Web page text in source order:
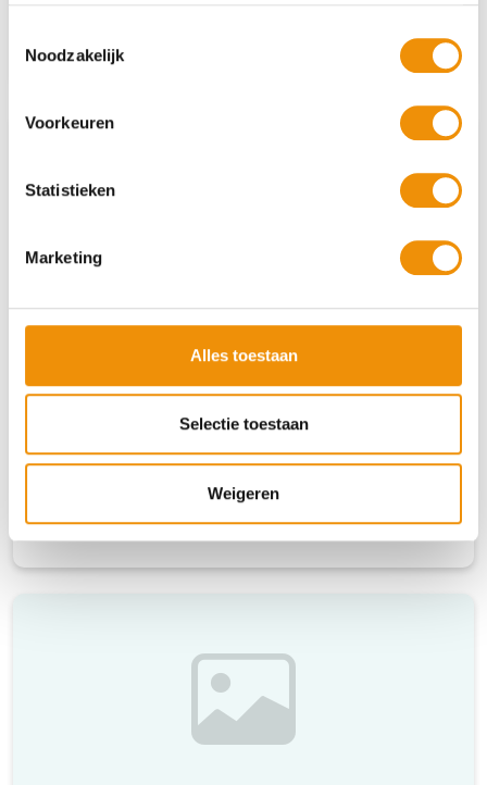
Noodzakelijk
Voorkeuren
Statistieken
Marketing
Alles toestaan
Selectie toestaan
Weigeren
Lees verder
Racoon voor Meewind
Lees verder